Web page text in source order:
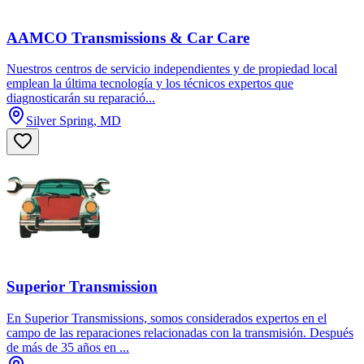
AAMCO Transmissions & Car Care
Nuestros centros de servicio independientes y de propiedad local
emplean la última tecnología y los técnicos expertos que
diagnosticarán su reparació...
Silver Spring, MD
Superior Transmission
En Superior Transmissions, somos considerados expertos en el
campo de las reparaciones relacionadas con la transmisión. Después
de más de 35 años en ...